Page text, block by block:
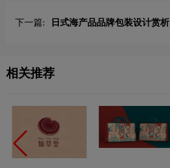
下一篇: 日式海产品品牌包装设计赏析
相关推荐